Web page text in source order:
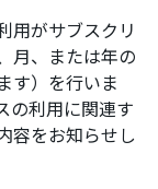
用がサブスクリ
月、または年の
す）を行いま
の利用に関連す
容をお知らせし